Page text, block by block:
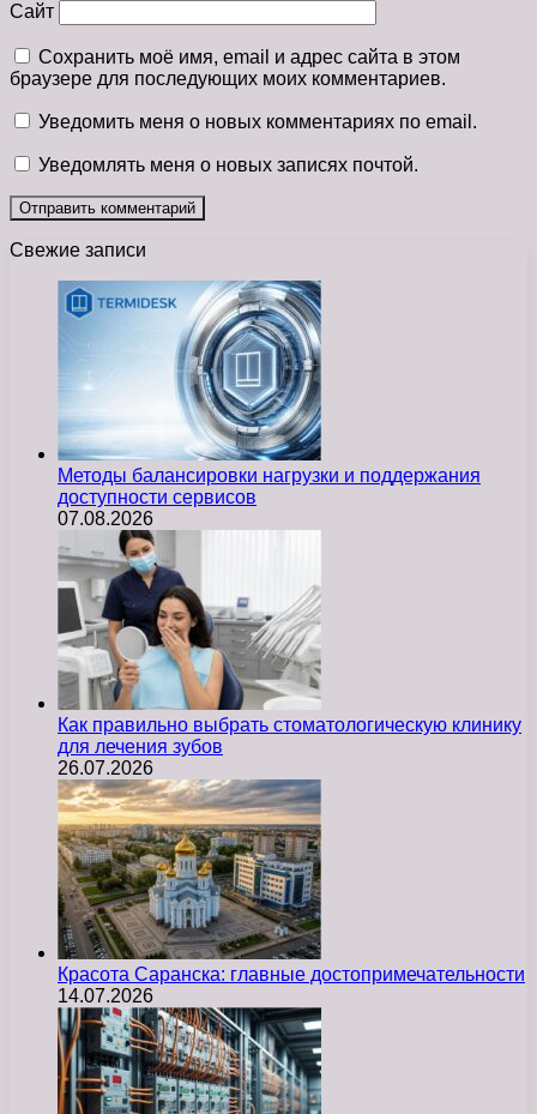
Сайт
Сохранить моё имя, email и адрес сайта в этом
браузере для последующих моих комментариев.
Уведомить меня о новых комментариях по email.
Уведомлять меня о новых записях почтой.
Свежие записи
Методы балансировки нагрузки и поддержания
доступности сервисов
07.08.2026
Как правильно выбрать стоматологическую клинику
для лечения зубов
26.07.2026
Красота Саранска: главные достопримечательности
14.07.2026